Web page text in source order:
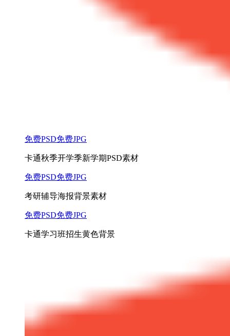
免费PSD免费JPG
卡通秋季开学季新学期PSD素材
免费PSD免费JPG
考研辅导海报背景素材
免费PSD免费JPG
卡通学习班招生黄色背景